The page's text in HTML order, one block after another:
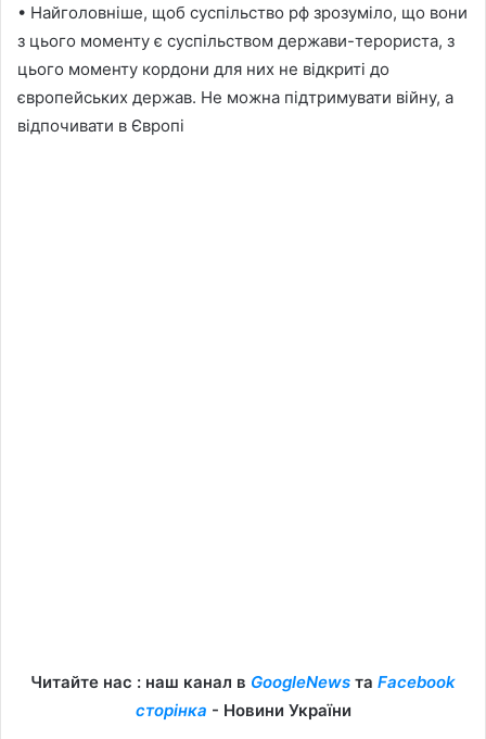
• Найголовніше, щоб суспільство рф зрозуміло, що вони
з цього моменту є суспільством держави-терориста, з
цього моменту кордони для них не відкриті до
європейських держав. Не можна підтримувати війну, а
відпочивати в Європі
Читайте нас : наш канал в GoogleNews та Facebook
сторінка - Новини України